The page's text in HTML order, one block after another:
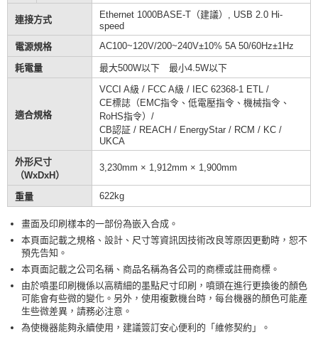
連接方式
Ethernet 1000BASE-T（建議）, USB 2.0 Hi-
speed
電源規格
AC100~120V/200~240V±10% 5A 50/60Hz±1Hz
耗電量 最大500W以下 最小4.5W以下
適合規格
VCCI A級 / FCC A級 / IEC 62368-1 ETL /
CE標誌（EMC指令、低電壓指令、機械指令、
RoHS指令）/
CB認証 / REACH / EnergyStar / RCM / KC /
UKCA
外形尺寸
（WxDxH）
3,230mm × 1,912mm × 1,900mm
重量 622kg
畫面及印刷樣本的一部份為嵌入合成。
本頁面記載之規格、設計、尺寸等資訊因技術改良等原因更動時，恕不
預先告知。
本頁面記載之公司名稱、商品名稱為各公司的商標或註冊商標。
由於噴墨印刷機係以高精細的墨點尺寸印刷，噴頭在進行更換後的顏色
可能會有些微的變化。另外，使用複數機台時，每台機器的顏色可能產
生些微差異，請務必注意。
為使機器能夠永續使用，建議簽訂安心便利的「維修契約」。